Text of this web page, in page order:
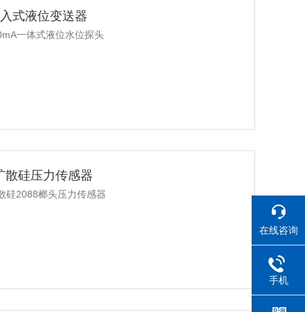
式液位变送器
一体式液位水位探头
散硅压力传感器
硅2088榔头压力传感器
在线咨询
手机